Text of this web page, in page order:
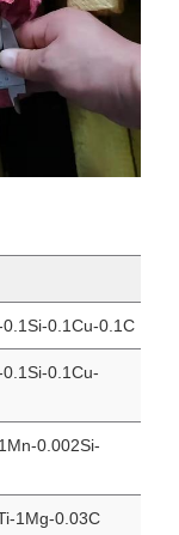
0.1Cu-0.1C
0.1Cu-
0.002Si-
1Mg-0.03C